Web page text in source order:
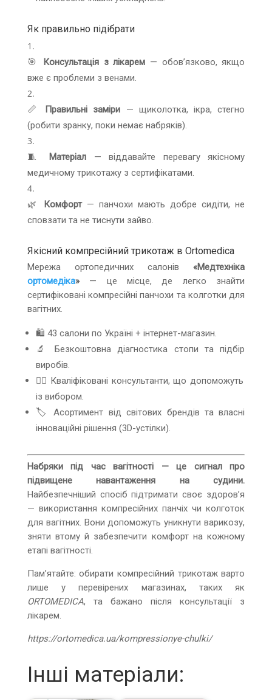
Як правильно підібрати
🎯 Консультація з лікарем — обов’язково, якщо
вже є проблеми з венами.
📏 Правильні заміри — щиколотка, ікра, стегно
(робити зранку, поки немає набряків).
🧵 Матеріал— віддавайте перевагу якісному
медичному трикотажу з сертифікатами.
🌿 Комфорт— панчохи мають добре сидіти, не
сповзати та не тиснути зайво.
Якісний компресійний трикотаж в Ortomedica
Мережа ортопедичних салонів«Медтехніка
ортомедіка»— це місце, де легко знайти
сертифіковані компресійні панчохи та колготки для
вагітних.
🛍 43 салони по Україні + інтернет-магазин.
🔬 Безкоштовна діагностика стопи та підбір
виробів.
🧑‍⚕️ Кваліфіковані консультанти, що допоможуть
із вибором.
🏷 Асортимент від світових брендів та власні
інноваційні рішення (3D-устілки).
Набряки під час вагітності — це сигнал про
підвищене навантаження на судини.
Найбезпечніший спосіб підтримати своє здоров’я
— використання компресійних панчіх чи колготок
для вагітних. Вони допоможуть уникнути варикозу,
зняти втому й забезпечити комфорт на кожному
етапі вагітності.
Пам’ятайте: обирати компресійний трикотаж варто
лише у перевірених магазинах, таких як
ORTOMEDICA, та бажано після консультації з
лікарем.
https://ortomedica.ua/kompressionye-chulki/
Інші матеріали: